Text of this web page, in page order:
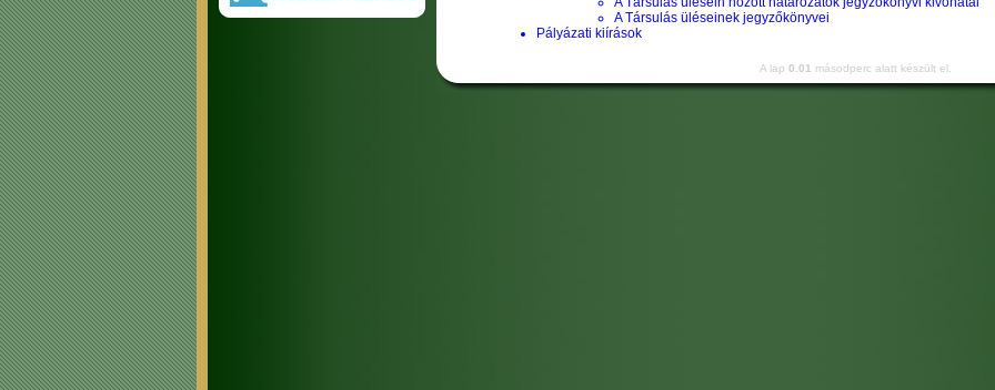
A Társulás üléseinek jegyzőkönyvei
Pályázati kiírások
A lap 0.01 másodperc alatt készült el.